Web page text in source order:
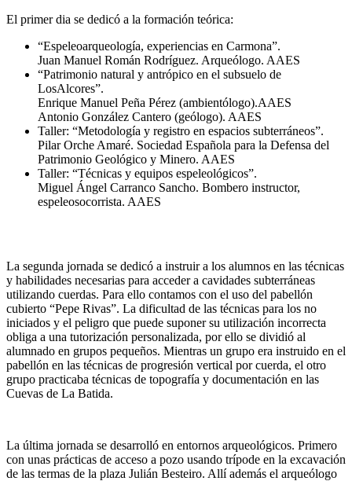
El primer dia se dedicó a la formación teórica:
“Espeleoarqueología, experiencias en Carmona”.
Juan Manuel Román Rodríguez. Arqueólogo. AAES
“Patrimonio natural y antrópico en el subsuelo de
LosAlcores”.
Enrique Manuel Peña Pérez (ambientólogo).AAES
Antonio González Cantero (geólogo). AAES
Taller: “Metodología y registro en espacios subterráneos”.
Pilar Orche Amaré. Sociedad Española para la Defensa del
Patrimonio Geológico y Minero. AAES
Taller: “Técnicas y equipos espeleológicos”.
Miguel Ángel Carranco Sancho. Bombero instructor,
espeleosocorrista. AAES
La segunda jornada se dedicó a instruir a los alumnos en las técnicas
y habilidades necesarias para acceder a cavidades subterráneas
utilizando cuerdas. Para ello contamos con el uso del pabellón
cubierto “Pepe Rivas”. La dificultad de las técnicas para los no
iniciados y el peligro que puede suponer su utilización incorrecta
obliga a una tutorización personalizada, por ello se dividió al
alumnado en grupos pequeños. Mientras un grupo era instruido en el
pabellón en las técnicas de progresión vertical por cuerda, el otro
grupo practicaba técnicas de topografía y documentación en las
Cuevas de La Batida.
La última jornada se desarrolló en entornos arqueológicos. Primero
con unas prácticas de acceso a pozo usando trípode en la excavación
de las termas de la plaza Julián Besteiro. Allí además el arqueólogo